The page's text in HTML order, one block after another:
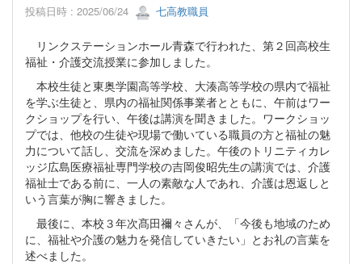
投稿日時 : 2025/06/24 七高教職員
リンクステーションホール青森で行われた、第２回高校生
福祉・介護交流授業に参加しました。
本校生徒と東奥学園高等学校、大湊高等学校の県内で福祉
を学ぶ生徒と、県内の福祉関係事業者とともに、午前はワー
クショップを行い、午後は講演を聞きました。ワークショッ
プでは、他校の生徒や現場で働いている職員の方と福祉の魅
力について話し、交流を深めました。午後のトリニティカレ
ッジ広島医療福祉専門学校の吉岡俊昭先生の講演では、介護
福祉士である前に、一人の素敵な人であれ、介護は恩返しと
いう言葉が胸に響きました。
最後に、本校３年次髙田禰々さんが、「今後も地域のため
に、福祉や介護の魅力を発信していきたい」とお礼の言葉を
述べました。